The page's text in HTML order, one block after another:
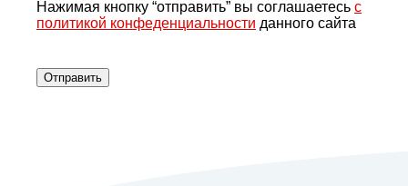
Нажимая кнопку “отправить” вы соглашаетесь с
политикой конфеденциальности данного сайта
Отправить